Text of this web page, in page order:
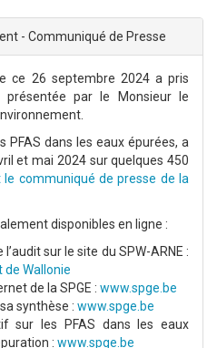
- Communiqué de Presse
ce 26 septembre 2024 a pris
par le Monsieur le
PFAS dans les eaux épurées, a
et mai 2024 sur quelques 450
le communiqué de presse de la
disponibles en ligne :
sur le site du SPW-ARNE :
Wallonie
de la SPGE : www.spge.be
synthèse : www.spge.be
sur les PFAS dans les eaux
: www.spge.be